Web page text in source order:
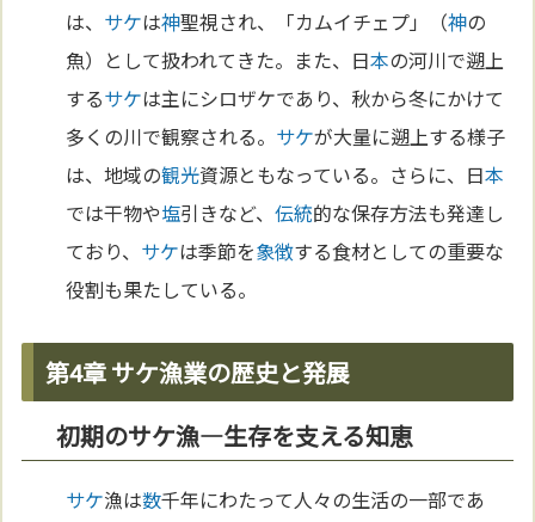
は、 サケは神聖視され、「カムイチェプ」（神の
魚）として扱われてきた。また、日本の河川で遡上
するサケは主にシロザケであり、秋から冬にかけて
多くの川で観察される。 サケが大量に遡上する様子
は、地域の観光資源ともなっている。さらに、日本
では干物や塩引きなど、伝統的な保存方法も発達し
ており、 サケは季節を象徴する食材としての重要な
役割も果たしている。
第4章 サケ漁業の歴史と発展
初期のサケ漁—生存を支える知恵
サケ漁は数千年にわたって人々の生活の一部であ